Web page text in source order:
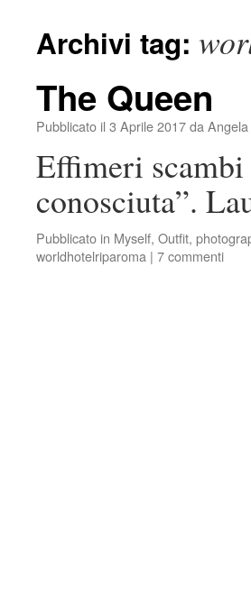
Archivi tag:
The Queen
Pubblicato il 3 Aprile 2017da
Effimeri
conosciuta”.
Pubblicato in Myself, Outfit,
worldhotelriparoma | 7 commenti